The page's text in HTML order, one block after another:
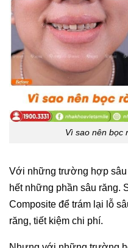
Vì sao nên bọc
Với những trường hợp sâu
hết những phần sâu răng.
Composite để trám lại lỗ
răng, tiết kiệm chi phí.